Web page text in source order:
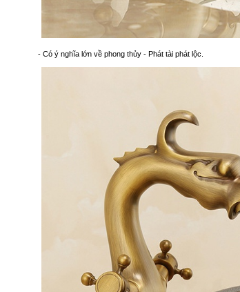
- Có ý nghĩa lớn về phong thủy - Phát tài phát lộc.